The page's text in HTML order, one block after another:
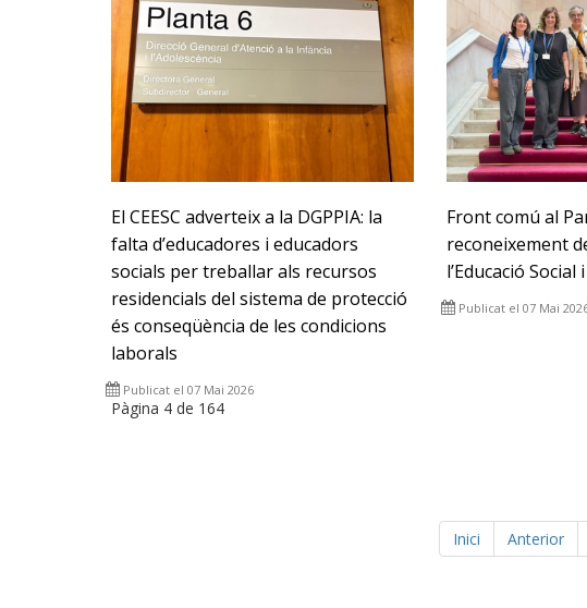
El CEESC adverteix a la DGPPIA: la
falta d’educadores i educadors
socials per treballar als recursos
residencials del sistema de protecció
és conseqüència de les condicions
laborals
Publicat el 07 Mai 2026
Front comú al
reconeixement
l’Educació
Publicat el 07 Mai
Pàgina 4 de 164
Inici Anterior